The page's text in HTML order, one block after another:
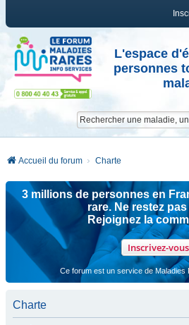
L'espace
personnes
Accueil du forum Charte
3 millions de personnes en
rare. Ne restez
Rejoignez la
Inscrivez-vous
Ce forum est un service de Maladies
Charte